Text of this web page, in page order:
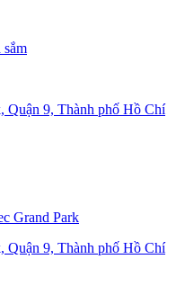
sắm
Quận 9, Thành phố Hồ Chí
Grand Park
Quận 9, Thành phố Hồ Chí